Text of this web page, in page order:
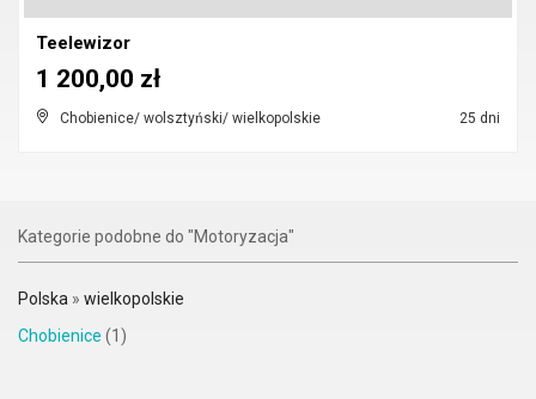
Teelewizor
Chobienice/ wolsztyński/ wielkopolskie 25 dni
1 200,00 zł
Kategorie podobne do "Motoryzacja"
Polska » wielkopolskie
Chobienice (1)